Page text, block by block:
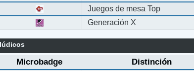
Juegos de mesa Top
Generación X
Microbadge Distinción